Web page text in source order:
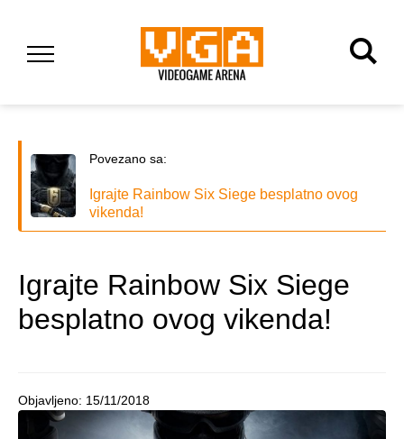
Povezano sa:
Igrajte Rainbow Six Siege besplatno ovog
vikenda!
Igrajte Rainbow Six Siege
besplatno ovog vikenda!
Objavljeno: 15/11/2018